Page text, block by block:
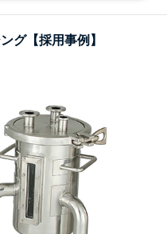
グ【採用事例】